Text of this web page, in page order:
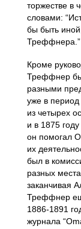
торжестве в
словами:
бы быть
Треффнера.”
Кроме
Треффнер
разными
уже в
из четырех
и в 1875
он помогал
их
был в
разных
заканчивая
Треффнер
1886-1891
журнала